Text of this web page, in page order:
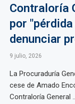
Contraloría
por
denunciar
9 julio, 2026
La Procuraduría
cese de Amado
Contraloría General